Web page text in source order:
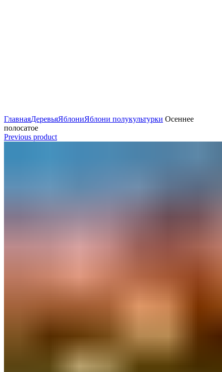
ГлавнаяДеревьяЯблониЯблони полукультурки Осеннее
полосатое
Previous product